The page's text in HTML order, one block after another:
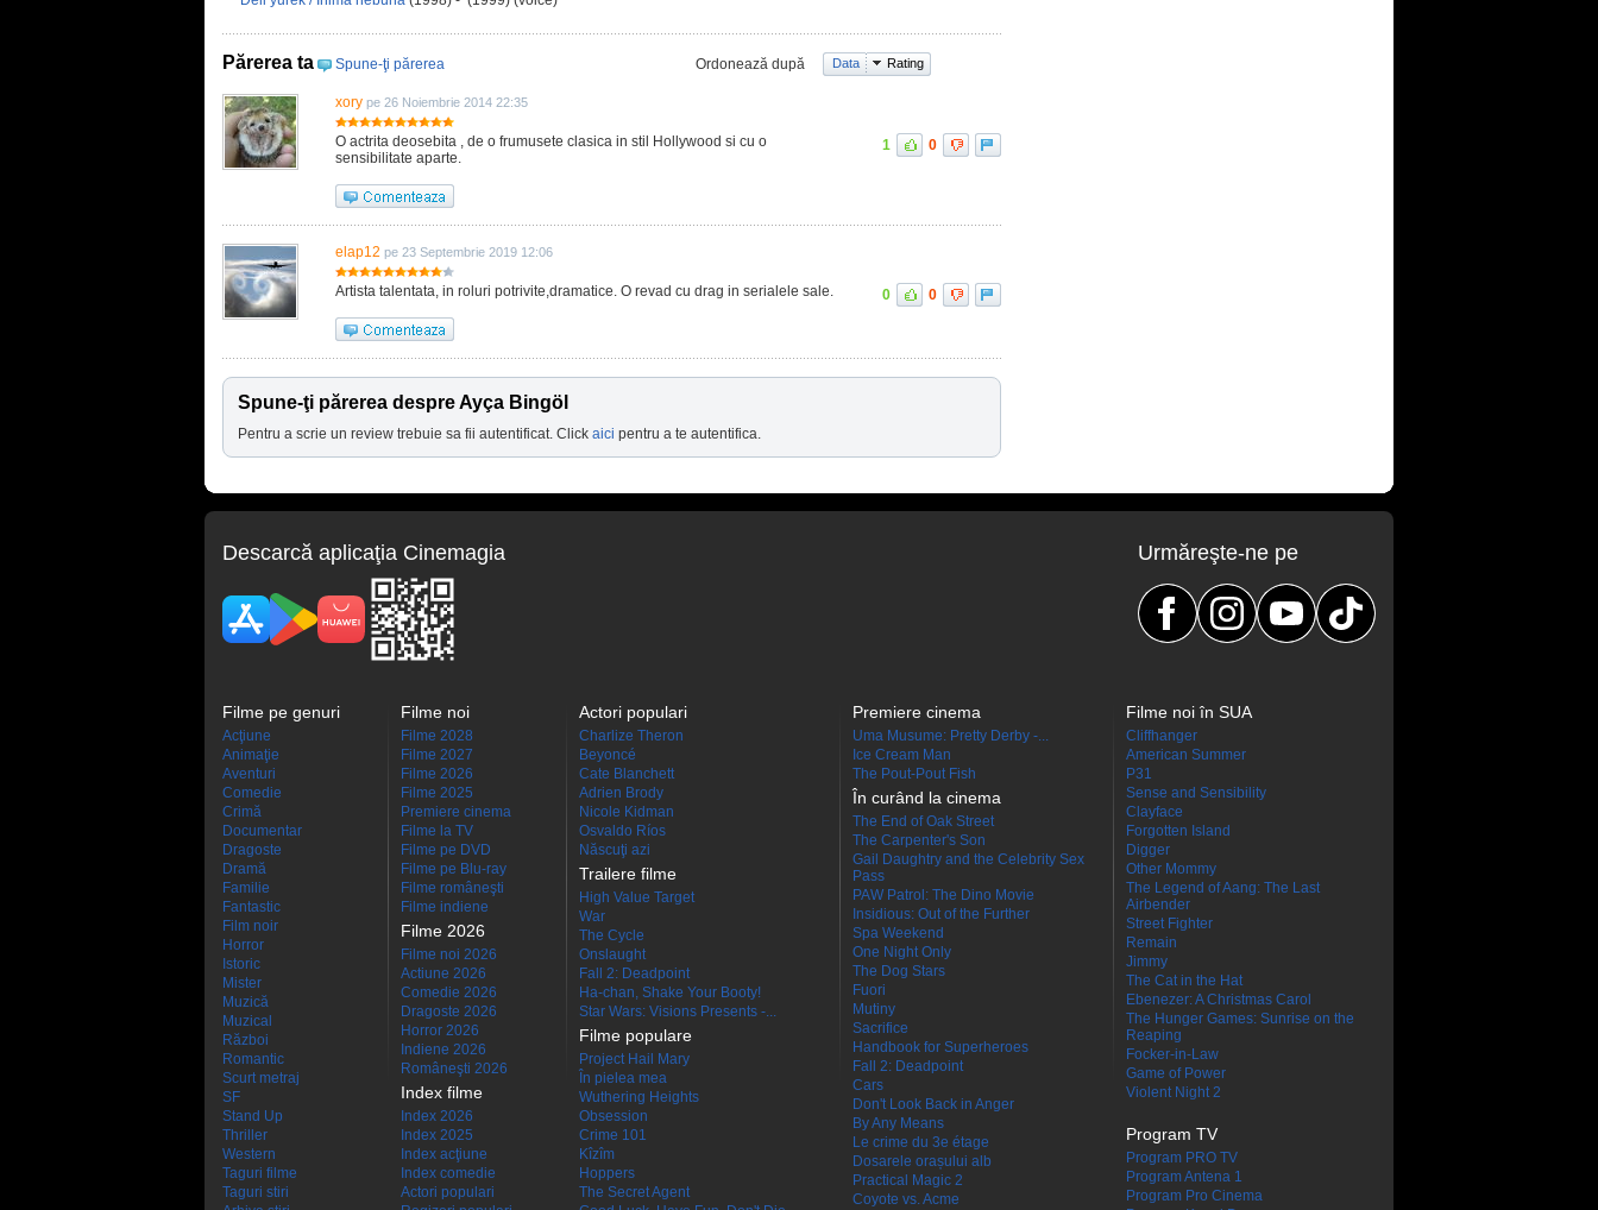
Părerea ta Spune-ţi părerea Ordonează după Data Rating
xory pe 26 Noiembrie 2014 22:35
O actrita deosebita , de o frumusete clasica in stil Hollywood si cu o
sensibilitate aparte.
1 0
elap12 pe 23 Septembrie 2019 12:06
Artista talentata, in roluri potrivite,dramatice. O revad cu drag in serialele sale. 0 0
Spune-ţi părerea despre Ayça Bingöl
Pentru a scrie un review trebuie sa fii autentificat. Click aici pentru a te autentifica.
Descarcă aplicaţia Cinemagia Urmăreşte-ne pe
Filme pe genuri
Acţiune
Animaţie
Aventuri
Comedie
Crimă
Documentar
Dragoste
Dramă
Familie
Fantastic
Film noir
Horror
Istoric
Mister
Muzică
Muzical
Război
Romantic
Scurt metraj
SF
Stand Up
Thriller
Western
Taguri filme
Taguri stiri
Filme noi
Filme 2028
Filme 2027
Filme 2026
Filme 2025
Premiere cinema
Filme la TV
Filme pe DVD
Filme pe Blu-ray
Filme româneşti
Filme indiene
Filme 2026
Filme noi 2026
Actiune 2026
Comedie 2026
Dragoste 2026
Horror 2026
Indiene 2026
Româneşti 2026
Index filme
Index 2026
Index 2025
Index acţiune
Index comedie
Actori populari
Actori populari
Charlize Theron
Beyoncé
Cate Blanchett
Adrien Brody
Nicole Kidman
Osvaldo Ríos
Născuţi azi
Trailere filme
High Value Target
War
The Cycle
Onslaught
Fall 2: Deadpoint
Ha-chan, Shake Your Booty!
Star Wars: Visions Presents -...
Filme populare
Project Hail Mary
În pielea mea
Wuthering Heights
Obsession
Crime 101
Kîzîm
Hoppers
The Secret Agent
Premiere cinema
Uma Musume: Pretty Derby -...
Ice Cream Man
The Pout-Pout Fish
În curând la cinema
The End of Oak Street
The Carpenter's Son
Gail Daughtry and the Celebrity Sex
Pass
PAW Patrol: The Dino Movie
Insidious: Out of the Further
Spa Weekend
One Night Only
The Dog Stars
Fuori
Mutiny
Sacrifice
Handbook for Superheroes
Fall 2: Deadpoint
Cars
Don't Look Back in Anger
By Any Means
Le crime du 3e étage
Dosarele orașului alb
Practical Magic 2
Coyote vs. Acme
Filme noi în SUA
Cliffhanger
American Summer
P31
Sense and Sensibility
Clayface
Forgotten Island
Digger
Other Mommy
The Legend of Aang: The Last
Airbender
Street Fighter
Remain
Jimmy
The Cat in the Hat
Ebenezer: A Christmas Carol
The Hunger Games: Sunrise on the
Reaping
Focker-in-Law
Game of Power
Violent Night 2
Program TV
Program PRO TV
Program Antena 1
Program Pro Cinema